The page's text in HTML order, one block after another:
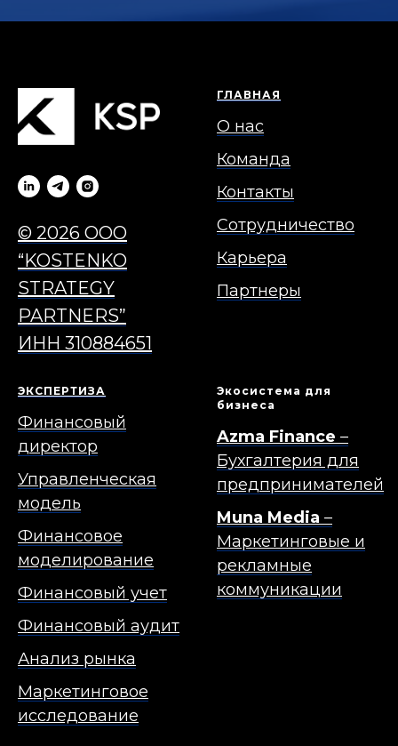
© 2026 OOO
“KOSTENKO
STRATEGY
PARTNERS”
ИНН 310884651
ГЛАВНАЯ
О нас
Команда
Контакты
Сотрудничество
Карьера
Партнеры
ЭКСПЕРТИЗА
Финансовый
директор
Управленческая
модель
Финансовое
моделирование
Финансовый учет
Финансовый аудит
Анализ рынка
Маркетинговое
исследование
Экосистема для
бизнеса
Azma Finance –
Бухгалтерия для
предпринимателей
Muna Media –
Маркетинговые и
рекламные
коммуникации